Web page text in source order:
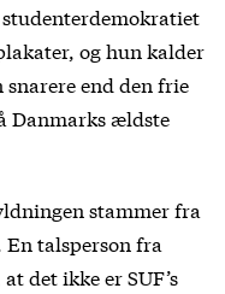
og hun kalder
end den frie
Danmarks ældste
stammer fra
talsperson fra
det ikke er SUF’s